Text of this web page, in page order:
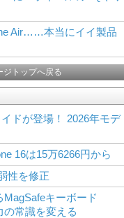
Air……本当にイイ製品
ジトップへ戻る
ドが登場！ 2026年モデ
16は15万6266円から
性を修正
キーボード
の常識を変える